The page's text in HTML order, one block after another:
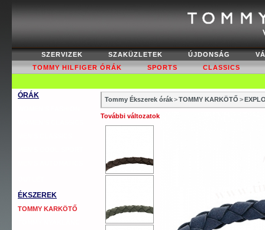
SZERVIZEK SZAKÜZLETEK ÚJDONSÁG
TOMMY HILFIGER ÓRÁK
SPORTS CLASSICS
ÓRÁK
ÉKSZEREK
TOMMY KARKÖTŐ
Tommy Ékszerek órák>TOMMY KARKÖTŐ >
További változatok